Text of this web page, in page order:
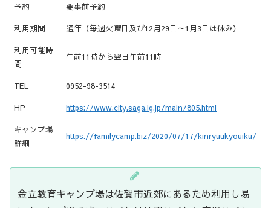
予約 要事前予約
利用期間 通年（毎週火曜日及び12月29日～1月3日は休み）
利用可能時
間
午前11時から翌日午前11時
TEL 0952-98-3514
HP https://www.city.saga.lg.jp/main/805.html
キャンプ場
詳細
https://familycamp.biz/2020/07/17/kinryuukyouiku/
金立教育キャンプ場は佐賀市近郊にあるため利用し易